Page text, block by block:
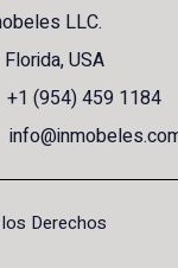
LLC.
Florida, USA
+1 (954) 459 1184
Derechos